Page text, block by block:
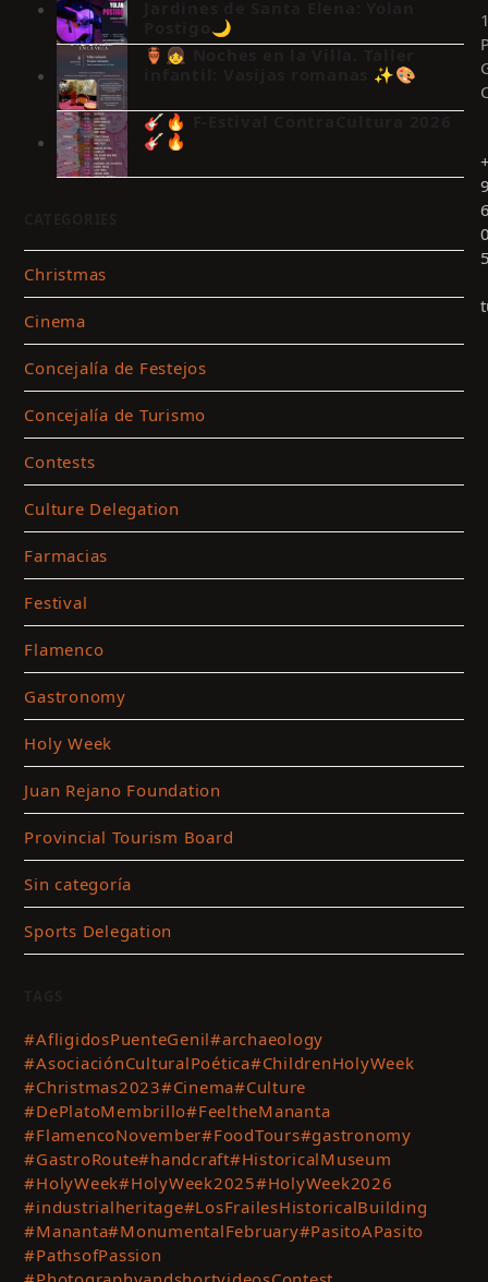
Postigo🌙
🏺👧 Noches en la Villa. Taller
infantil: Vasijas romanas ✨🎨
🎸🔥 F-Estival ContraCultura 2026
🎸🔥
Christmas
Cinema
Concejalía de Festejos
Concejalía de Turismo
Contests
Culture Delegation
Farmacias
Festival
Flamenco
Gastronomy
Holy Week
Juan Rejano Foundation
Provincial Tourism Board
Sin categoría
Sports Delegation
#AfligidosPuenteGenil#archaeology
#AsociaciónCulturalPoética#ChildrenHolyWeek
#Christmas2023#Cinema#Culture
#DePlatoMembrillo#FeeltheMananta
#FlamencoNovember#FoodTours#gastronomy
#GastroRoute#handcraft#HistoricalMuseum
#HolyWeek#HolyWeek2025#HolyWeek2026
#industrialheritage#LosFrailesHistoricalBuilding
#Mananta#MonumentalFebruary#PasitoAPasito
#PathsofPassion